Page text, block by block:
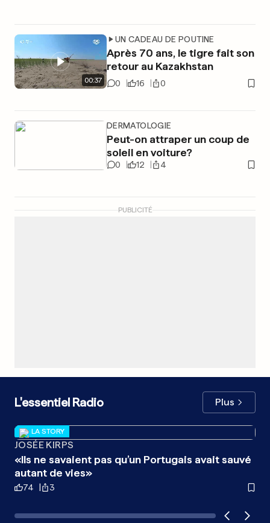
00:37
UN CADEAU DE POUTINE
Après 70 ans, le tigre fait son
retour au Kazakhstan
0 16 0
DERMATOLOGIE
Peut-on attraper un coup de
soleil en voiture?
0 12 4
PUBLICITÉ
L'essentiel Radio Plus
LA STORY
JOSÉE KIRPS
«Ils ne savaient pas qu’un Portugais avait sauvé
autant de vies»
74 3